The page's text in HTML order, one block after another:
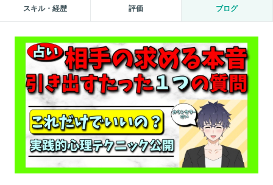
スキル・経歴 評価 ブログ